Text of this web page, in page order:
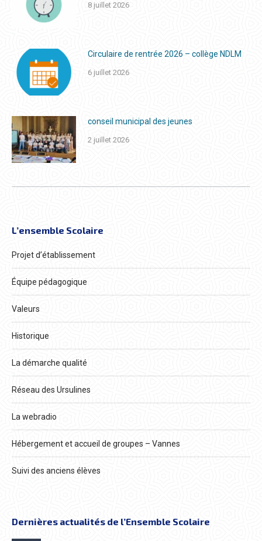
8 juillet 2026
Circulaire de rentrée 2026 – collège NDLM
6 juillet 2026
conseil municipal des jeunes
2 juillet 2026
L’ensemble Scolaire
Projet d’établissement
Équipe pédagogique
Valeurs
Historique
La démarche qualité
Réseau des Ursulines
La webradio
Hébergement et accueil de groupes – Vannes
Suivi des anciens élèves
Dernières actualités de l’Ensemble Scolaire